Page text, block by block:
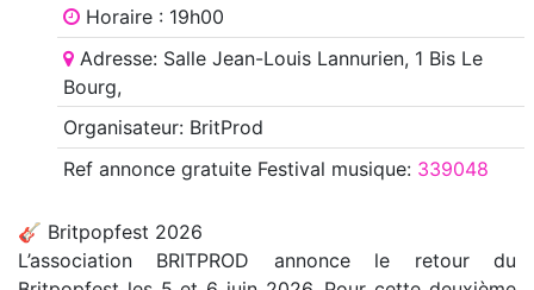
Horaire : 19h00
Adresse: Salle Jean-Louis Lannurien, 1 Bis Le
Bourg,
Organisateur: BritProd
Ref annoncegratuite Festival musique: 339048
🎸 Britpopfest 2026
L’association BRITPROD annonce le retour du